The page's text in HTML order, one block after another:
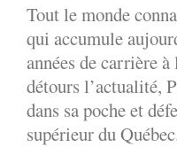
Tout le monde
qui accumule
années de carrière
détours l’actualité,
dans sa poche et
supérieur du